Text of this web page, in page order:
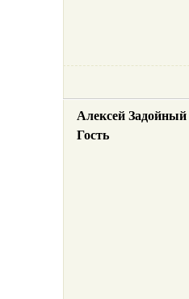
Алексей Задойный
Гость